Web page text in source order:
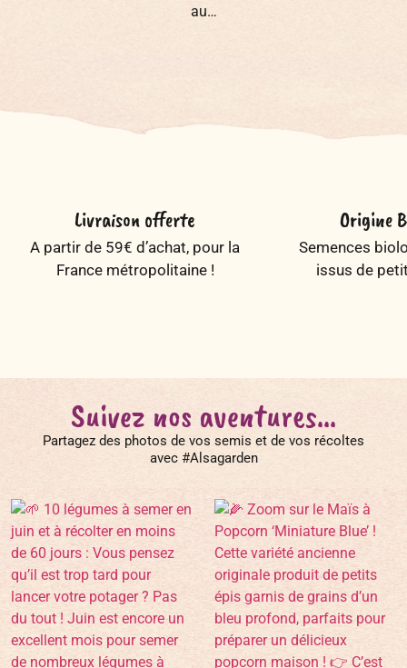
au…
Livraison offerte
A partir de 59€ d’achat, pour la
France métropolitaine !
Origine
Semences
issus de
Suivez nos aventures...
Partagez des photos de vos semis et de vos récoltes
avec #Alsagarden